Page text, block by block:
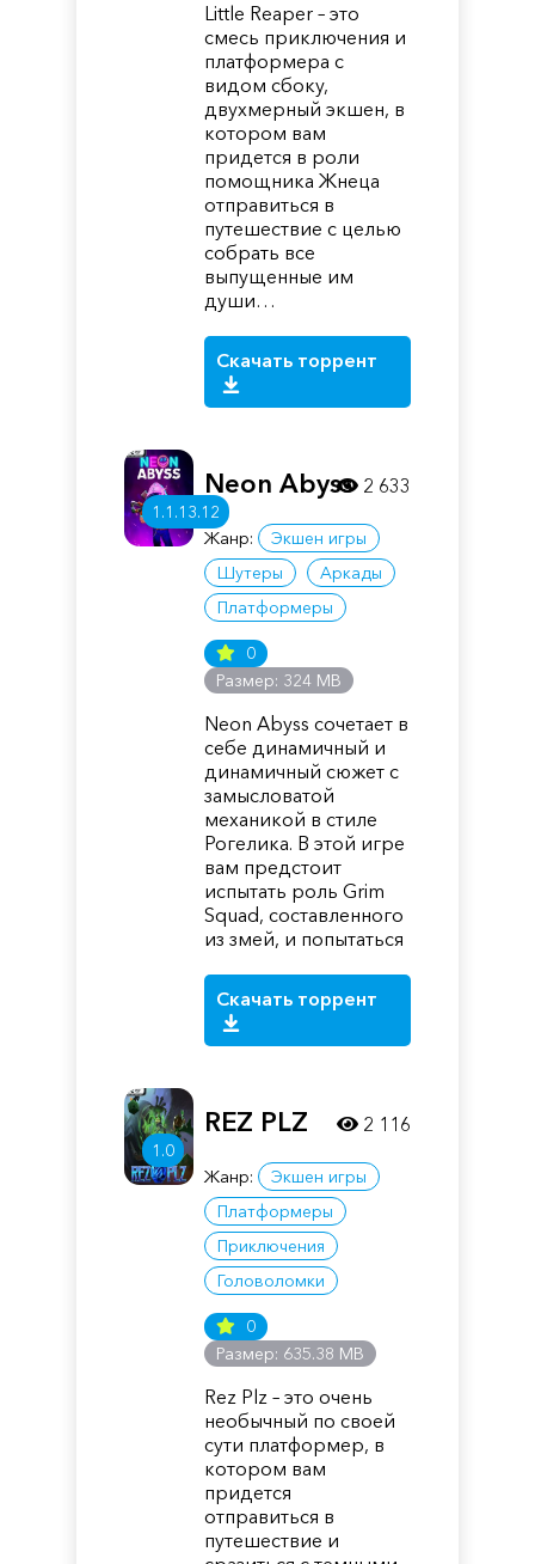
Little Reaper – это
смесь приключения и
платформера с
видом сбоку,
двухмерный экшен, в
котором вам
придется в роли
помощника Жнеца
отправиться в
путешествие с целью
собрать все
выпущенные им
души…
Скачать торрент
1.1.13.12
Neon Abyss
Жанр:
Экшен игры
Шутеры
Аркады
Платформеры
0
Размер: 324 MB
Neon Abyss сочетает в
себе динамичный и
динамичный сюжет с
замысловатой
механикой в ​​стиле
Рогелика. В этой игре
вам предстоит
испытать роль Grim
Squad, составленного
из змей, и попытаться
Скачать торрент
2 633
1.0
REZ PLZ
Жанр:
Экшен игры
Платформеры
Приключения
Головоломки
0
Размер: 635.38 MB
Rez Plz – это очень
необычный по своей
сути платформер, в
котором вам
придется
отправиться в
путешествие и
2 116